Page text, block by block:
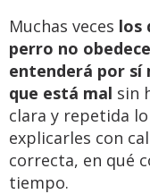
Muchas veces los
perro no
entenderá por sí
que está mal sin
clara y repetida
explicarles con
correcta, en qué
tiempo.